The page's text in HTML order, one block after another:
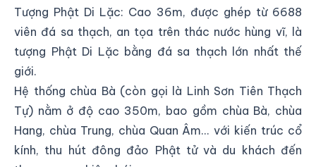
Tượng Phật Di Lặc: Cao 36m, được ghép từ 6688
viên đá sa thạch, an tọa trên thác nước hùng vĩ, là
tượng Phật Di Lặc bằng đá sa thạch lớn nhất thế
giới.
Hệ thống chùa Bà (còn gọi là Linh Sơn Tiên Thạch
Tự) nằm ở độ cao 350m, bao gồm chùa Bà, chùa
Hang, chùa Trung, chùa Quan Âm... với kiến trúc cổ
kính, thu hút đông đảo Phật tử và du khách đến